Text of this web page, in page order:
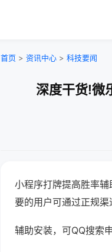
首页 > 资讯中心 > 科技要闻
深度干货!微
小程序打牌提高胜率
要的用户可通过正规渠
辅助安装，可QQ搜索